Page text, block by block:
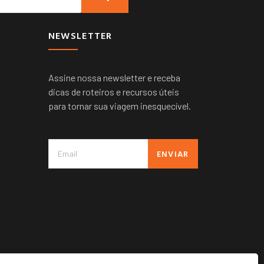
NEWSLETTER
Assine nossa newsletter e receba
dicas de roteiros e recursos úteis
para tornar sua viagem inesquecível.
ENVIAR